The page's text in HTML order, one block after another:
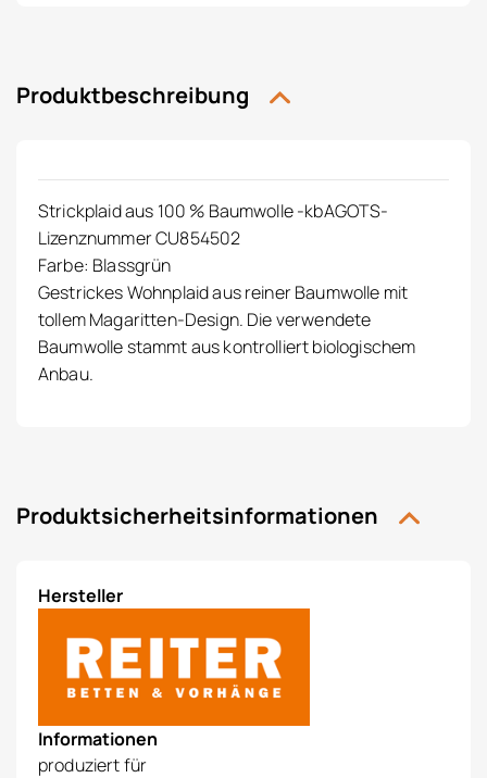
Produktbeschreibung
Strickplaid aus 100 % Baumwolle -kbAGOTS-
Lizenznummer CU854502
Farbe: Blassgrün
Gestrickes Wohnplaid aus reiner Baumwolle mit
tollem Magaritten-Design. Die verwendete
Baumwolle stammt aus kontrolliert biologischem
Anbau.
Produktsicherheitsinformationen
Hersteller
Informationen
produziert für